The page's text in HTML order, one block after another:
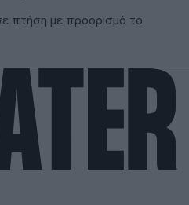
πτήση με προορισμό το